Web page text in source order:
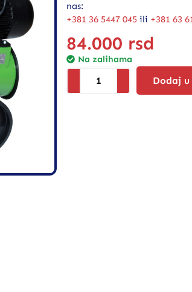
nas:
+381 36 5447 045 ili +381 63
84.000 rsd
Na zalihama
Dodaj u